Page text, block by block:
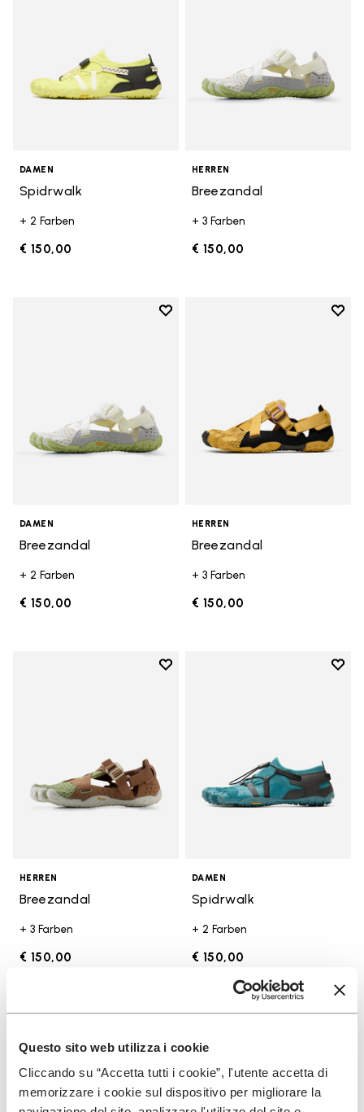
Questo sito web utilizza i cookie
Cliccando su “Accetta tutti i cookie”, l'utente accetta di
memorizzare i cookie sul dispositivo per migliorare la
DAMEN
Spidrwalk
+ 2 Farben
€ 150,00
HERREN
Breezandal
+ 3 Farben
€ 150,00
Add to wishlist
DAMEN
Breezandal
+ 2 Farben
€ 150,00
Add
HERREN
Breezandal
+ 3 Farben
€ 150,00
Add to wishlist
HERREN
Breezandal
+ 3 Farben
€ 150,00
Add
DAMEN
Spidrwalk
+ 2 Farben
€ 150,00
Add to wishlist
Add